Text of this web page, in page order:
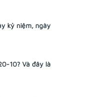
kỷ niệm, ngày
10? Và đây là